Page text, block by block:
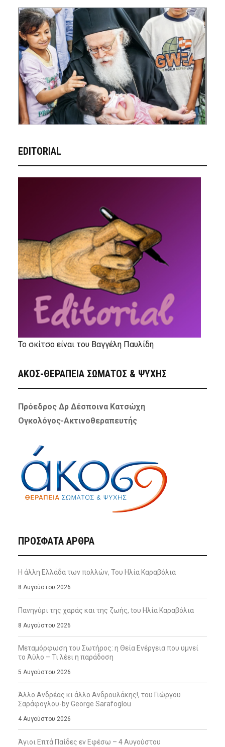
EDITORIAL
Το σκίτσο είναι του Βαγγέλη Παυλίδη
ΑΚΟΣ-ΘΕΡΑΠΕΙΑ ΣΩΜΑΤΟΣ & ΨΥΧΗΣ
Πρόεδρος Δρ Δέσποινα Κατσώχη
Ογκολόγος-Ακτινοθεραπευτής
ΠΡΌΣΦΑΤΑ ΆΡΘΡΑ
Η άλλη Ελλάδα των πολλών, Του Ηλία Καραβόλια
8 Αυγούστου 2026
Πανηγύρι της χαράς και της ζωής, tου Ηλία Καραβόλια
8 Αυγούστου 2026
Μεταμόρφωση του Σωτήρος: η Θεία Ενέργεια που υμνεί
το Άϋλο – Τι λέει η παράδοση
5 Αυγούστου 2026
Άλλο Ανδρέας κι άλλο Ανδρουλάκης!, του Γιώργου
Σαράφογλου-by George Sarafoglou
4 Αυγούστου 2026
Άγιοι Επτά Παίδες εν Εφέσω – 4 Αυγούστου